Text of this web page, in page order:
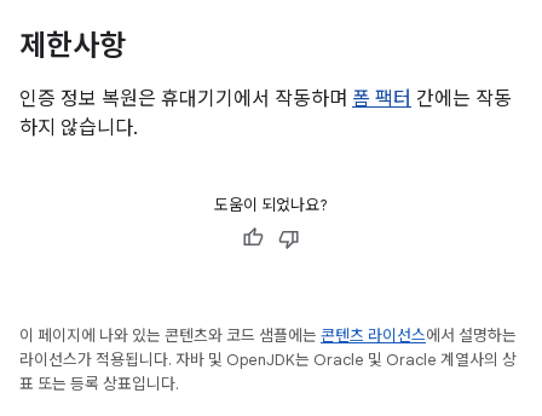
제한사항
인증 정보 복원은 휴대기기에서 작동하며 폼 팩터 간에는 작동
하지 않습니다.
도움이 되었나요?
이 페이지에 나와 있는 콘텐츠와 코드 샘플에는 콘텐츠 라이선스에서 설명하는
라이선스가 적용됩니다. 자바 및 OpenJDK는 Oracle 및 Oracle 계열사의 상
표 또는 등록 상표입니다.